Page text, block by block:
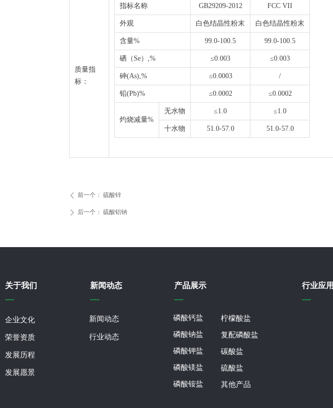
质量指
标：
指标名称 GB29209-2012 FCC VII
外观 白色结晶性粉末 白色结晶性粉末
含量% 99.0-100.5 99.0-100.5
硒（Se）,% ≤0.003 ≤0.003
砷(As),% ≤0.0003 /
铅(Pb)% ≤0.0002 ≤0.0002
灼烧减量%
无水物 ≤1.0 ≤1.0
十水物 51.0-57.0 51.0-57.0
ꄴ 前一个： 硫酸锌
ꄲ 后一个： 硫酸铝钠
关于我们
企业文化
企业文化
荣誉资质
荣誉资质
发展历程
发展历程
发展愿景
产品展示 行业应用
磷酸钙盐
磷酸钠盐
磷酸钾盐
磷酸镁盐
磷酸铵盐
新闻动态
行业动态
新闻动态
柠檬酸盐
复配磷酸盐
碳酸盐
硫酸盐
其他产品